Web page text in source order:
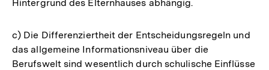
Hintergrund des Elternhauses abhängig.
c) Die Differenziertheit der Entscheidungsregeln und
das allgemeine Informationsniveau über die
Berufswelt sind wesentlich durch schulische Einflüsse